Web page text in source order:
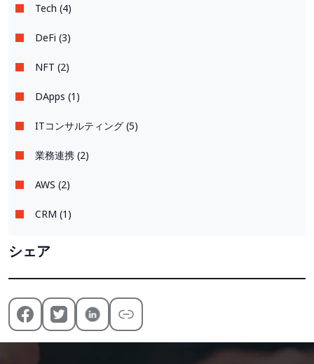
Tech (4)
DeFi (3)
NFT (2)
DApps (1)
ITコンサルティング (5)
業務連携 (2)
AWS (2)
CRM (1)
シェア